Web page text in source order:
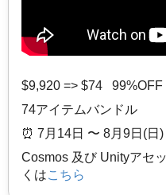
$9,920 => $74 99%OFF
74アイテムバンドル
⏰️ 7月14日 〜 8月9日(日
Cosmos 及び Unityアセ
くはこちら